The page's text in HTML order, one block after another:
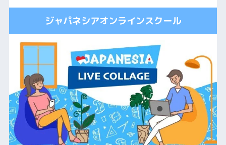
ジャパネシアオンラインスクール